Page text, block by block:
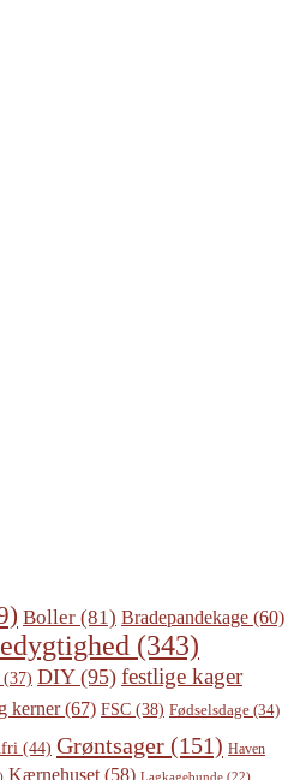
Boller (81) Bradepandekage (60)
(343)
(37) DIY(95) festlige kager
kerner(67) FSC (38) Fødselsdage (34)
(44) Grøntsager (151) Haven
Kærnehuset (58) Lagkagebunde (22)